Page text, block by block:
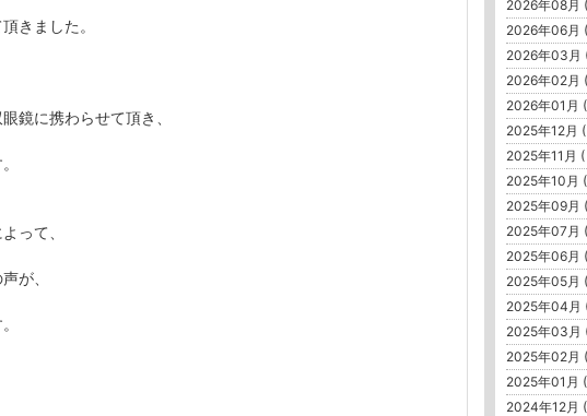
きました。
鏡に携わらせて頂き、
って、
が、
2026年08月
2026年06月
2026年03月
2026年02月
2026年01月
2025年12月 (
2025年11月
2025年10月
2025年09月
2025年07月
2025年06月
2025年05月
2025年04月
2025年03月
2025年02月
2025年01月
2024年12月